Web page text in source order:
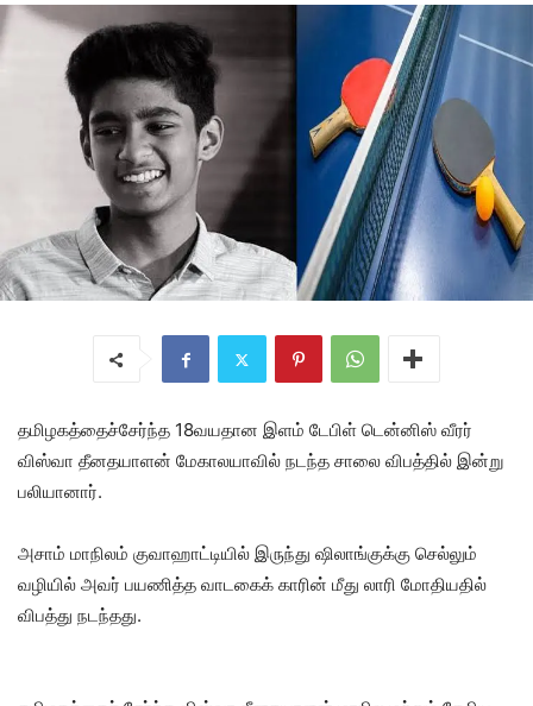
தமிழகத்தைச்சேர்ந்த 18வயதான இளம் டேபிள் டென்னிஸ் வீரர்
விஸ்வா தீனதயாளன் மேகாலயாவில் நடந்த சாலை விபத்தில் இன்று
பலியானார்.
அசாம் மாநிலம் குவாஹாட்டியில் இருந்து ஷிலாங்குக்கு செல்லும்
வழியில் அவர் பயணித்த வாடகைக் காரின் மீது லாரி மோதியதில்
விபத்து நடந்தது.